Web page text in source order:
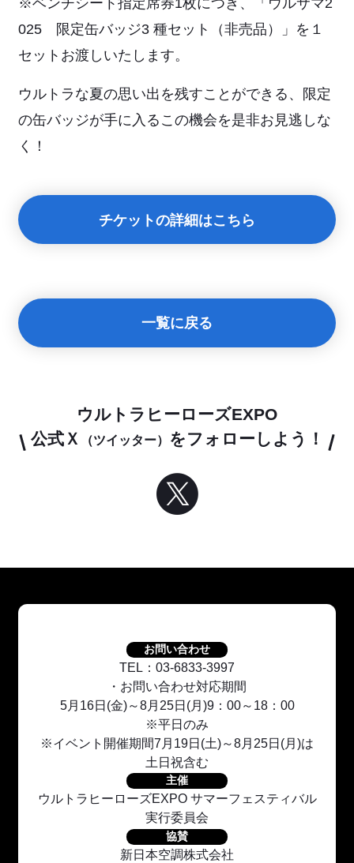
025 限定缶バッジ3 種セット（非売品）」を１
セットお渡しいたします。
ウルトラな夏の思い出を残すことができる、限定
の缶バッジが手に入るこの機会を是非お見逃しな
く！
チケットの詳細はこちら
一覧に戻る
ウルトラヒーローズEXPO
公式Ｘ
（ツイッター） をフォローしよう！
お問い合わせ
TEL：03-6833-3997
・お問い合わせ対応期間
5月16日(金)～8月25日(月)9：00～18：00
※平日のみ
※イベント開催期間7月19日(土)～8月25日(月)は
土日祝含む
主催
ウルトラヒーローズEXPO サマーフェスティバル
実行委員会
協賛
新日本空調株式会社